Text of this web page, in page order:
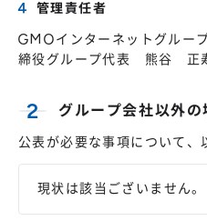
管理責任者
GMOインターネットグルー
締役グループ代表 熊谷 正
グループ会社以外の
公表が必要な事項について、
現状は該当ございません。